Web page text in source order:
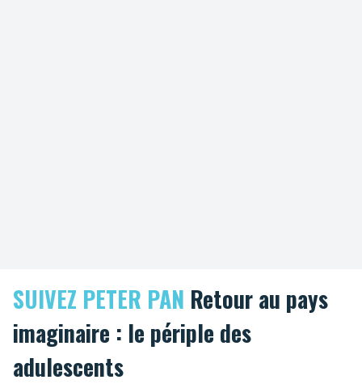
SUIVEZ PETER PAN Retour au pays
imaginaire : le périple des
adulescents